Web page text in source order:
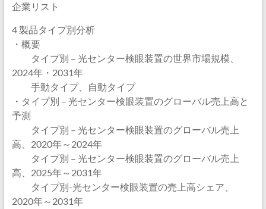
企業リスト
4 製品タイプ別分析
・概要
タイプ別 – 光センター検眼装置の世界市場規模、
2024年・2031年
手動タイプ、自動タイプ
・タイプ別 – 光センター検眼装置のグローバル売上高と
予測
タイプ別 – 光センター検眼装置のグローバル売上
高、2020年～2024年
タイプ別 – 光センター検眼装置のグローバル売上
高、2025年～2031年
タイプ別-光センター検眼装置の売上高シェア、
2020年～2031年